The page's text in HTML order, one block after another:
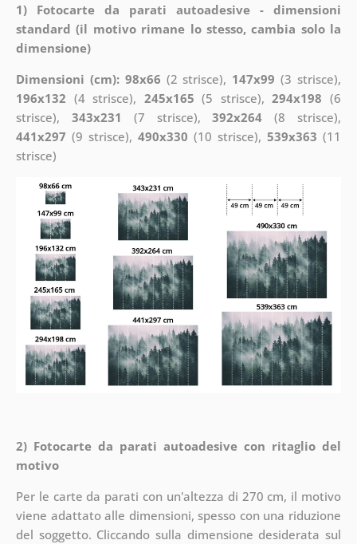
1) Fotocarte da parati autoadesive - dimensioni
standard (il motivo rimane lo stesso, cambia solo la
dimensione)
Dimensioni (cm): 98x66 (2 strisce), 147x99 (3 strisce),
196x132 (4 strisce), 245x165 (5 strisce),294x198 (6
strisce), 343x231 (7 strisce),392x264 (8 strisce),
441x297 (9 strisce), 490x330 (10 strisce),539x363 (11
strisce)
2) Fotocarte da parati autoadesive con ritaglio del
motivo
Per le carte da parati con un'altezza di 270 cm, il motivo
viene adattato alle dimensioni, spesso con una riduzione
del soggetto. Cliccando sulla dimensione desiderata sul